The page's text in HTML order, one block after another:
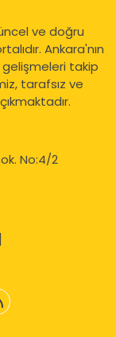
ve doğru
Ankara'nın
takip
tarafsız ve
No:4/2